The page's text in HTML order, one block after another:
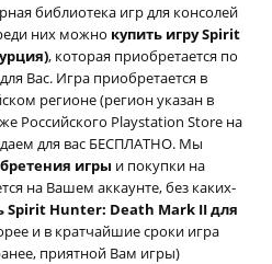
библиотека игр для консолей
них можно купить игру Spirit
, которая приобретается по
Вас. Игра приобретается в
регионе (регион указан в
Российского Playstation Store на
для вас БЕСПЛАТНО. Мы
игры и покупки на
на Вашем аккаунте, без каких-
Spirit Hunter: Death Mark II для
и в кратчайшие сроки игра
приятной Вам игры)